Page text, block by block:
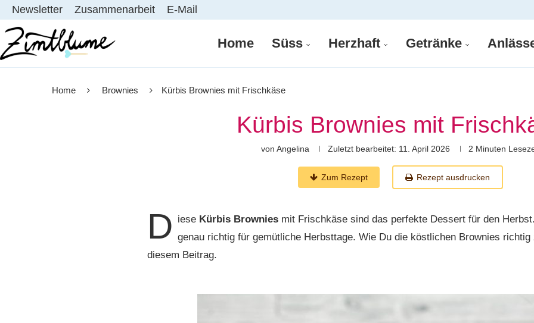
Newsletter Zusammenarbeit E-Mail
Home Süss Herzhaft Getränke
Home Brownies Kürbis Brownies mit Frischkäse
Kürbis Brownies mit
von Angelina Zuletzt bearbeitet: 11. April 2026 2 Minuten
Zum Rezept Rezept ausdrucken
D iese Kürbis Brownies mit Frischkäse sind das perfekte Dessert für den
genau richtig für gemütliche Herbsttage. Wie Du die köstlichen Brownies
diesem Beitrag.